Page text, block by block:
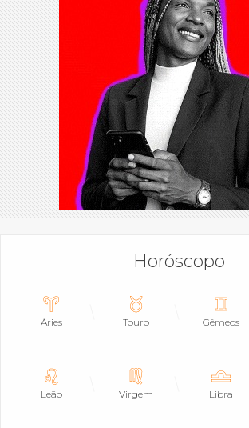
Horóscopo
Áries Touro Gêmeos
Leão Virgem Libra